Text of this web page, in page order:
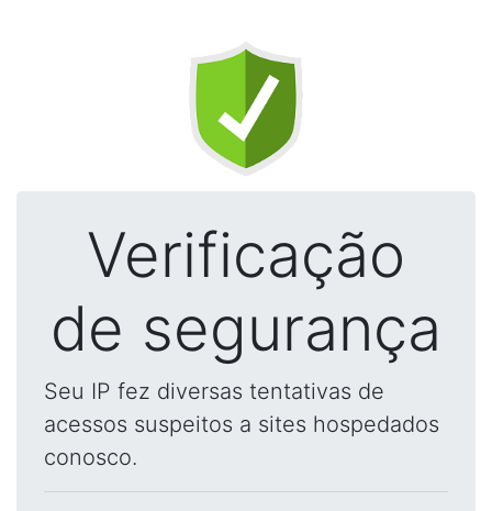
Verificação
de segurança
Seu IP fez diversas tentativas de
acessos suspeitos a sites hospedados
conosco.